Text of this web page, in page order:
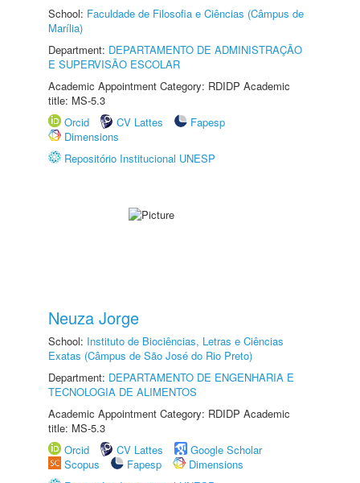
School: Faculdade de Filosofia e Ciências (Câmpus de
Marília)
Department: DEPARTAMENTO DE ADMINISTRAÇÃO
E SUPERVISÃO ESCOLAR
Academic Appointment Category: RDIDP Academic
title: MS-5.3
Orcid
CV Lattes
Fapesp
Dimensions
Repositório Institucional UNESP
Neuza Jorge
School: Instituto de Biociências, Letras e Ciências
Exatas (Câmpus de São José do Rio Preto)
Department: DEPARTAMENTO DE ENGENHARIA E
TECNOLOGIA DE ALIMENTOS
Academic Appointment Category: RDIDP Academic
title: MS-5.3
Orcid
CV Lattes
Google Scholar
Scopus
Fapesp
Dimensions